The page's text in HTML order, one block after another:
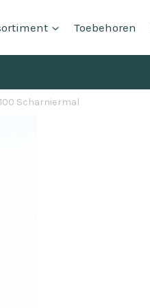
Toebehoren
Scharniermal